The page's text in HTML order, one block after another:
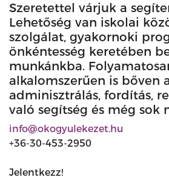
Szeretettel várjuk a
Lehetőség van iskolai
szolgálat, gyakornoki
önkéntesség keretében
munkánkba.
alkalomszerűen is bőven
adminisztrálás, fordítás,
való segítség és még sok
info@okogyulekezet.hu
+36-30-453-2950
Jelentkezz!